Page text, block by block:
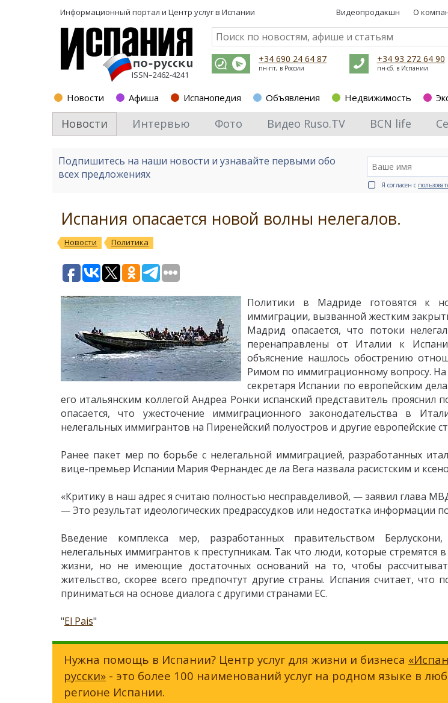
Информационный портал и Центр услуг в Испании Видеопродакшн О
ISSN–2462-4241
+34 690 24 64 87
пн-пт, в России
+34 93 272 64 90
пн-сб. в Испании
Новости Афиша Испанопедия Объявления Недвижимость
Новости Интервью Фото Видео Ruso.TV BCN life
Подпишитесь на наши новости и узнавайте первыми обо
всех предложениях
Я согласен с
Испания опасается новой волны нелегалов.
Новости Политика
Политики в Мадриде готовятся к
иммиграции, вызванной жестким
Мадрид опасается, что потоки
перенаправлены от Италии к
объяснение нашлось обострению
Римом по иммиграционному вопросу. На
секретаря Испании по европейским
его итальянским коллегой Андреа Ронки испанский представитель
опасается, что ужесточение иммиграционного законодательства в
нелегальных иммигрантов на Пиренейский полуостров и другие европейские
Ранее пакет мер по борьбе с нелегальной иммиграцией, разработанных
вице-премьер Испании Мария Фернандес де ла Вега назвала расистским и
«Критику в наш адрес я считаю полностью несправделивой, — заявил глава
— Это результат идеологических предрассудков или недостатка информации
Введение комплекса мер, разработанных правительством Берлускони,
нелегальных иммигрантов к преступникам. Так что люди, которые стремятся
жизни, но не имеющие достаточных оснований на то, чтобы
жительство, скорее всего предпочтут другие страны. Испания считает,
приниматься на основе диалога с другими странами EС.
"El Pais"
Нужна помощь в Испании? Центр услуг для жизни и бизнеса
русски» - это более 100 наименований услуг на родном языке в
регионе Испании.